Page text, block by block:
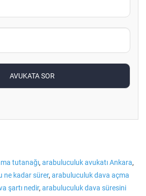
tutanağı, arabuluculuk avukatı Ankara,
ne kadar sürer, arabuluculuk dava açma
şartı nedir, arabuluculuk dava süresini